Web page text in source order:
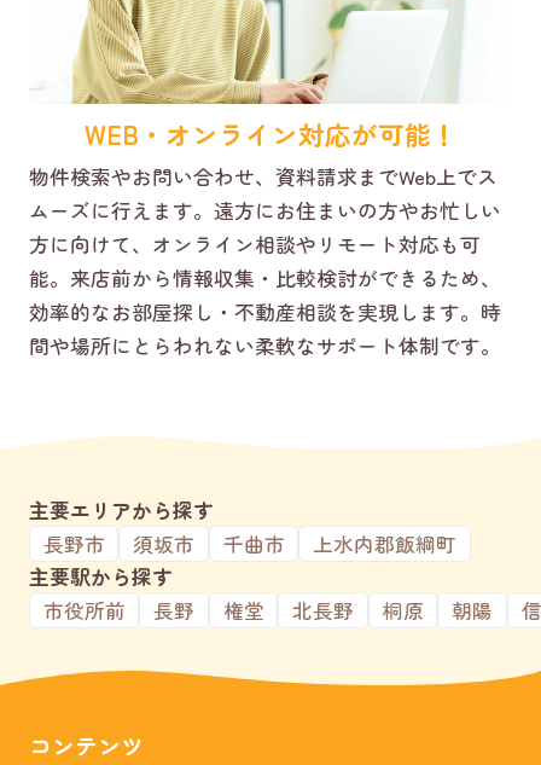
WEB・オンライン対応が可能！
物件検索やお問い合わせ、資料請求までWeb上でス
ムーズに行えます。遠方にお住まいの方やお忙しい
方に向けて、オンライン相談やリモート対応も可
能。来店前から情報収集・比較検討ができるため、
効率的なお部屋探し・不動産相談を実現します。時
間や場所にとらわれない柔軟なサポート体制です。
主要エリアから探す
長野市
須坂市 千曲市
上水内郡飯綱町
主要駅から探す
市役所前
長野 権堂 北長野 桐原 朝陽
コンテンツ